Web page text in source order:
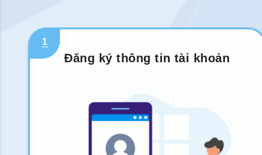
1
Đăng ký thông tin tài khoản